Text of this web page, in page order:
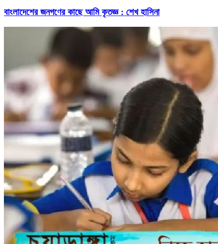
বাংলাদেশের জনগণের কাছে আমি কৃতজ্ঞ : শেখ হাসিনা